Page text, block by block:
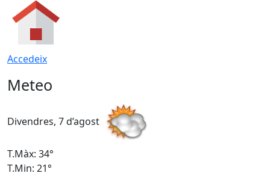
Accedeix
Meteo
Divendres, 7 d’agost
T.Màx: 34°
T.Min: 21°